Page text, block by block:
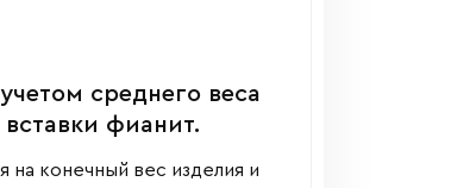
среднего веса
фианит.
на конечный вес изделия и